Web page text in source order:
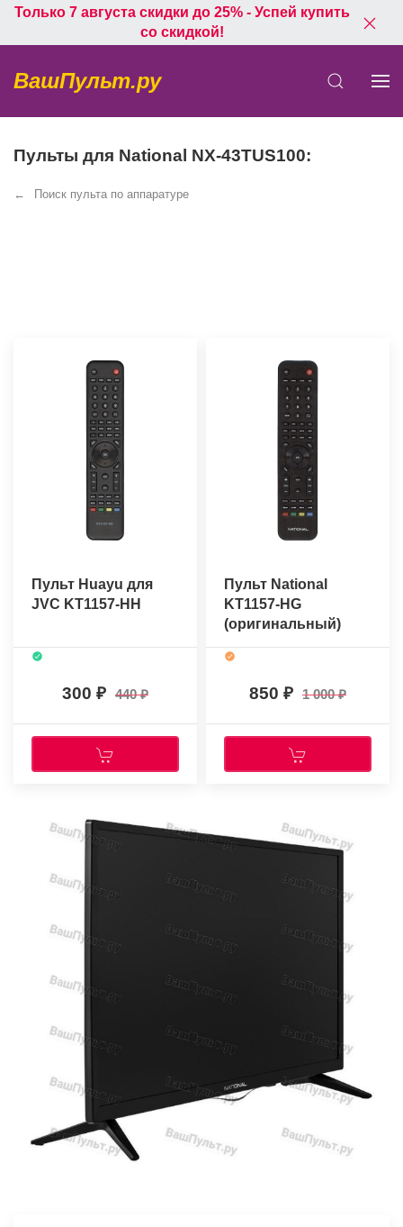
Только 7 августа скидки до 25% - Успей купить
со скидкой!
ВашПульт.ру
Пульты для National NX-43TUS100:
Поиск пульта по аппаратуре
Пульт Huayu для
JVC KT1157-HH
300 440
Пульт National
KT1157-HG
(оригинальный)
850 1 000